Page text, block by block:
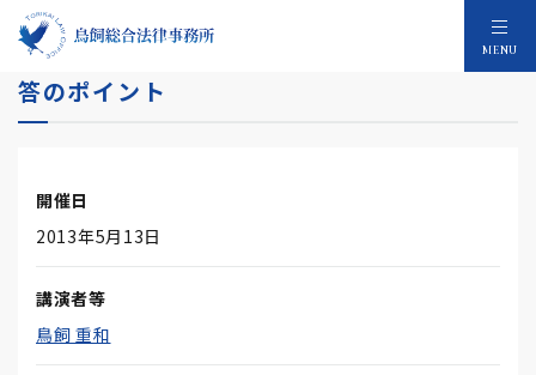
MENU
平成２５年株主総会想定質問『５０問』と回
答のポイント
開催日
2013年5月13日
講演者等
鳥飼 重和